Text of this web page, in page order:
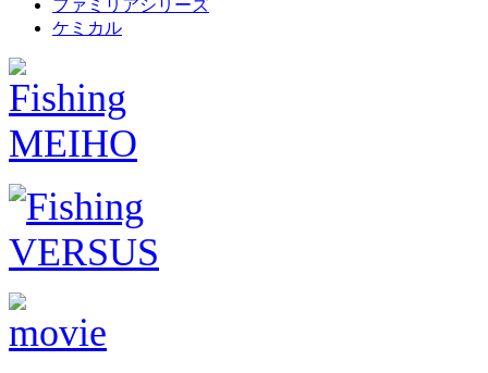
ファミリアシリーズ
ケミカル